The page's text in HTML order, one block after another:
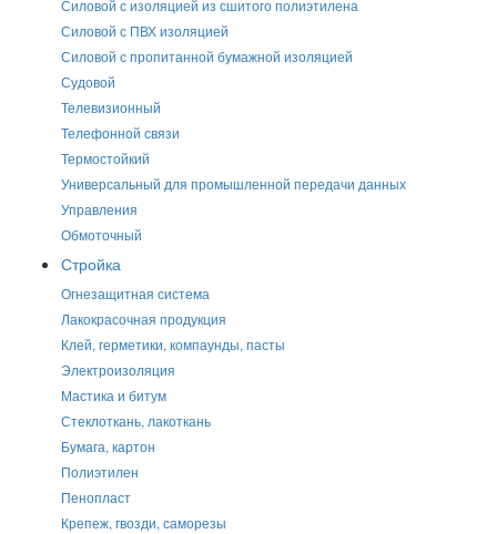
Силовой с изоляцией из сшитого полиэтилена
Силовой с ПВХ изоляцией
Силовой с пропитанной бумажной изоляцией
Судовой
Телевизионный
Телефонной связи
Термостойкий
Универсальный для промышленной передачи данных
Управления
Обмоточный
Стройка
Огнезащитная система
Лакокрасочная продукция
Клей, герметики, компаунды, пасты
Электроизоляция
Мастика и битум
Стеклоткань, лакоткань
Бумага, картон
Полиэтилен
Пенопласт
Крепеж, гвозди, саморезы